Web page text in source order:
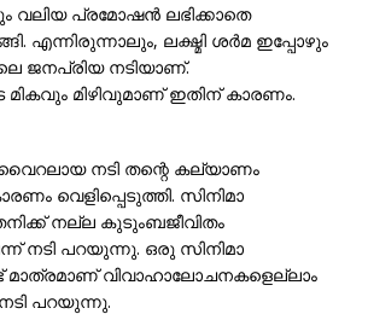
വലിയ പ്രമോഷൻ ലഭിക്കാതെ
എന്നിരുന്നാലും, ലക്ഷ്മി ശർമ ഇപ്പോഴും
ജനപ്രിയ നടിയാണ്.
മിഴിവുമാണ് ഇതിന് കാരണം.
നടി തന്റെ കല്യാണം
വെളിപ്പെടുത്തി. സിനിമാ
നല്ല കുടുംബജീവിതം
നടി പറയുന്നു. ഒരു സിനിമാ
വിവാഹാലോചനകളെല്ലാം
പറയുന്നു.